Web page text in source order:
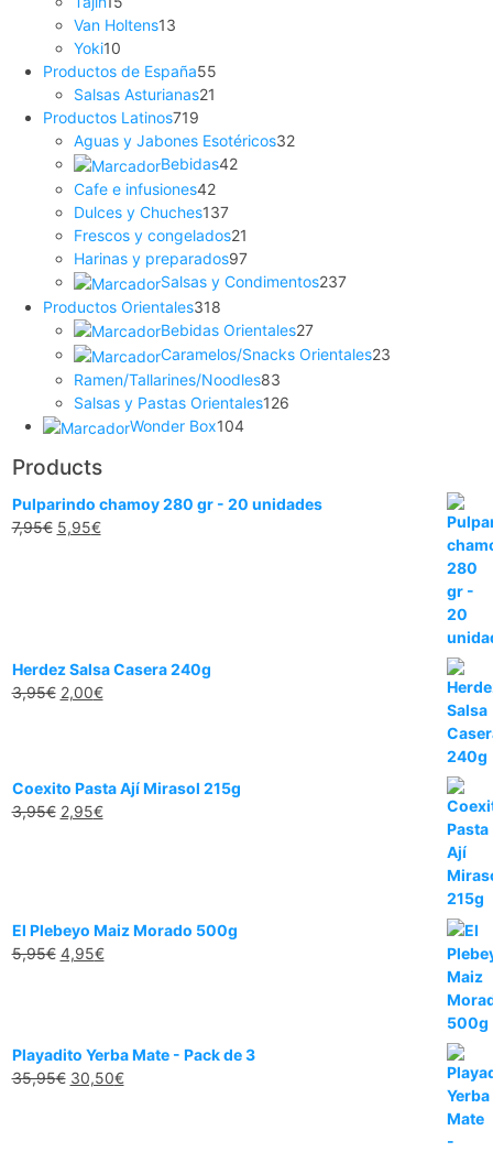
Van Holtens13
Yoki10
Productos de España55
Salsas Asturianas21
Productos Latinos719
Aguas y Jabones Esotéricos32
Bebidas42
Cafe e infusiones42
Dulces y Chuches137
Frescos y congelados21
Harinas y preparados97
Salsas y Condimentos237
Productos Orientales318
Bebidas Orientales27
Caramelos/Snacks Orientales23
Ramen/Tallarines/Noodles83
Salsas y Pastas Orientales126
Wonder Box104
Products
Pulparindo chamoy 280 gr - 20 unidades
7,95€ 5,95€
Herdez Salsa Casera 240g
3,95€ 2,00€
Coexito Pasta Ají Mirasol 215g
3,95€ 2,95€
El Plebeyo Maiz Morado 500g
5,95€ 4,95€
Playadito Yerba Mate - Pack de 3
35,95€ 30,50€